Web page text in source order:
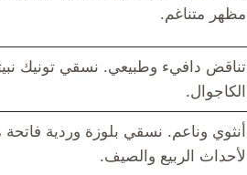
مظهر متناغم.
تناقض دافيء وطبيعي. نسقي تونيك
الكاجوال.
أنثوي وناعم. نسقي بلوزة وردية
لأحداث الربيع والصيف.